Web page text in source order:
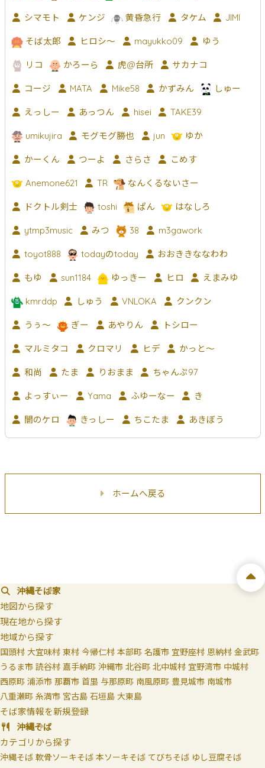
シマモト ケンジ 黄昏急行 タケム JIMI
そば太郎 ヒロシ〜 mayukko09 ゆう
リコ かろーら 虎@台所 サカナコ
コージ MATA Mike58 かずみん しゅー
えっしー あっつん hisei TAKE39
umikujira モグモグ勝也 jun ゆか
かーくん つーよ さらさ こめす
Anemone621 TR なんくるないさー
ドクトル剣士 toshi ぱん はなしろ
ytmp3music みつ 38 m3gawork
toyot888 todayのtoday おおききななわわ
もゆ sun1184 ゆっきー ヒロ えまみゆ
kmrddp しゅう VNLOKA クンクン
うぅ～ ぎー あやりん トシロー
マルミタコ クロマリ ヒデ かっと〜
和尚 たま りおまま ちゃんぷ97
よっすぃー Yama ふゆーなー き
闇のケロ きっしー ちこたま あきぼう
ホームへ戻る
沖縄そば家
地図から探す
現在地から探す
地域から探す
国頭村 大宜味村 東村 今帰仁村 本部町 名護市 宜野座村 恩納村 金武町
うるま市 読谷村 嘉手納町 沖縄市 北谷町 北中城村 宜野湾市 中城村
西原町 浦添市 那覇市 首里 与那原町 南風原町 豊見城市 南城市
八重瀬町 糸満市 宮古島 石垣島 大東島
そば家情報を新規登録
沖縄そば
カテゴリから探す
沖縄そば 軟骨ソーキそば 本ソーキそば てびちそば ゆし豆腐そば